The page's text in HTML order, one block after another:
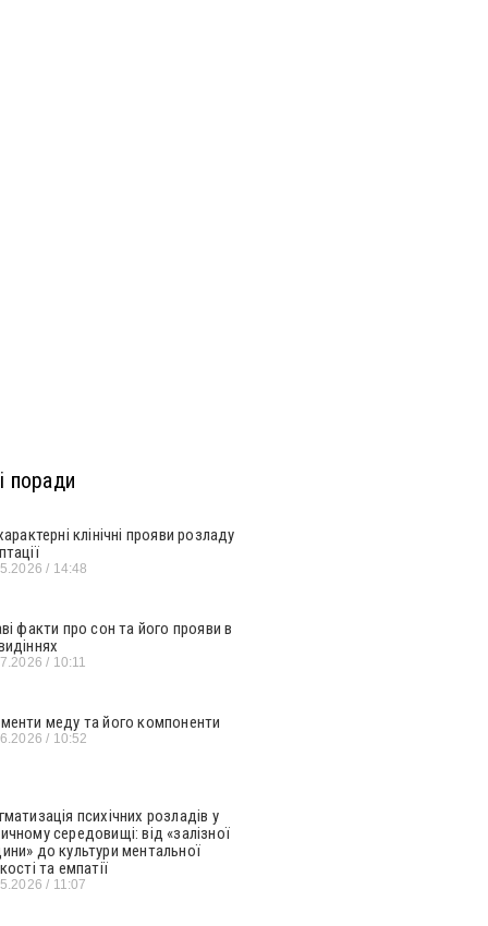
поради
клінічні прояви розладу
14:48
факти про сон та його прояви в
10:11
меду та його компоненти
10:52
психічних розладів у
середовищі: від «залізної
до культури ментальної
та емпатії
11:07